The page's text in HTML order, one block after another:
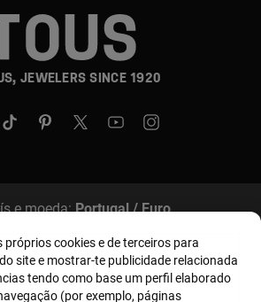
JEWELERS SINCE 1920
e moeda:Portugal / Euro
Política de uso e privacidade
Aviso legal Bases MYTOUS
próprios cookies e de terceiros para
site e mostrar-te publicidade relacionada
tendo como base um perfil elaborado
(por exemplo, páginas